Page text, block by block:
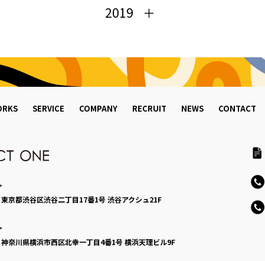
2019
SERVICE COMPANY RECRUIT NEWS CONTACT
東京都渋谷区渋谷二丁目17番1号 渋谷アクシュ21F
神奈川県横浜市西区北幸一丁目4番1号 横浜天理ビル9F